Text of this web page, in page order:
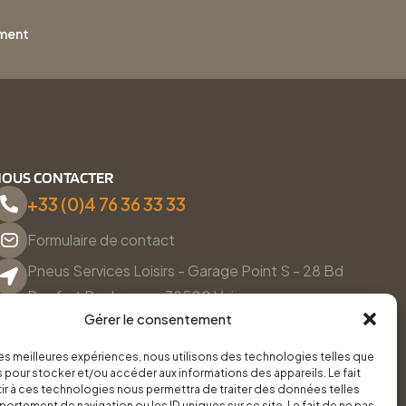
Gérer le consentement
meilleures expériences, nous utilisons des technologies telles que
pour stocker et/ou accéder aux informations des appareils. Le fait
à ces technologies nous permettra de traiter des données telles
CONTACTER
+33 (0)4 76 36 33 33
Formulaire de contact
Pneus Services Loisirs - Garage Point S - 28 Bd
Denfert Rochereau, 38500 Voiron
Du lundi au vendredi, de 8h30 à 12h00 et de 14h00 à